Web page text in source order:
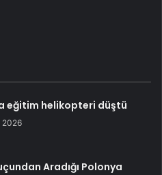
eğitim helikopteri düştü
2026
Aradığı Polonya